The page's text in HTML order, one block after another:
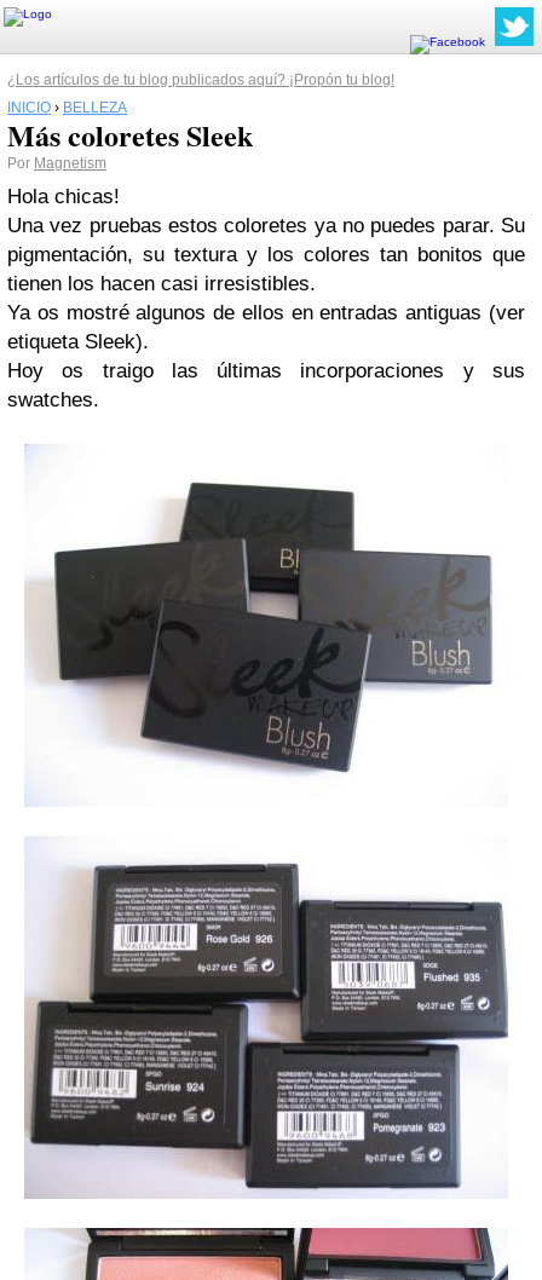
¿Los artículos de tu blog publicados aquí? ¡Propón tu blog!
INICIO › BELLEZA
Más coloretes Sleek
Por Magnetism
Hola chicas!
Una vez pruebas estos coloretes ya no puedes parar. Su
pigmentación, su textura y los colores tan bonitos que
tienen los hacen casi irresistibles.
Ya os mostré algunos de ellos en entradas antiguas (ver
etiqueta Sleek).
Hoy os traigo las últimas incorporaciones y sus
swatches.